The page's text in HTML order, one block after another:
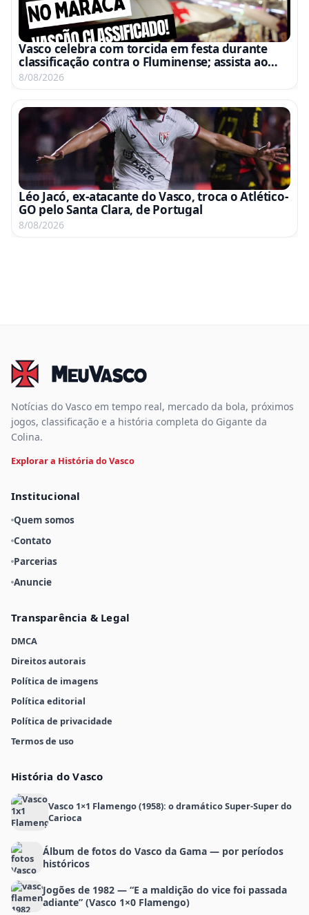
Vasco celebra com torcida em festa durante
classificação contra o Fluminense; assista ao
vídeo
8/08/2026
Léo Jacó, ex-atacante do Vasco, troca o Atlético-
GO pelo Santa Clara, de Portugal
8/08/2026
Notícias do Vasco em tempo real, mercado da bola, próximos
jogos, classificação e a história completa do Gigante da
Colina.
Explorar a História do Vasco
Institucional
Quem somos
Contato
Parcerias
Anuncie
Transparência & Legal
DMCA
Direitos autorais
Política de imagens
Política editorial
Política de privacidade
Termos de uso
História do Vasco
Vasco 1×1 Flamengo (1958): o dramático Super-Super do
Carioca
Álbum de fotos do Vasco da Gama — por períodos
históricos
Jogões de 1982 — “E a maldição do vice foi passada
adiante” (Vasco 1×0 Flamengo)